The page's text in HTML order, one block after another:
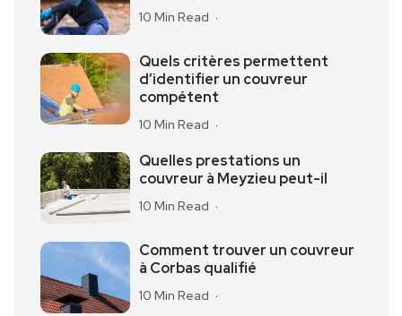
10 Min Read
Quels critères permettent
d’identifier un couvreur
compétent
10 Min Read
Quelles prestations un
couvreur à Meyzieu peut-il
10 Min Read
Comment trouver un couvreur
à Corbas qualifié
10 Min Read